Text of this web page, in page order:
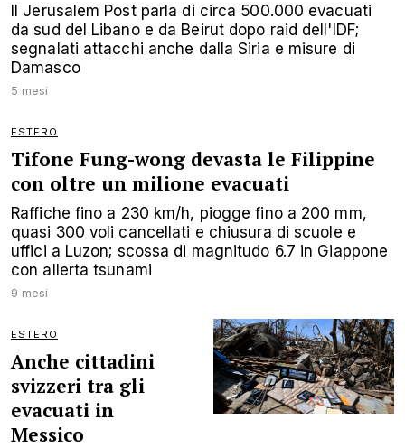
Il Jerusalem Post parla di circa 500.000 evacuati
da sud del Libano e da Beirut dopo raid dell'IDF;
segnalati attacchi anche dalla Siria e misure di
Damasco
5 mesi
ESTERO
Tifone Fung-wong devasta le Filippine
con oltre un milione evacuati
Raffiche fino a 230 km/h, piogge fino a 200 mm,
quasi 300 voli cancellati e chiusura di scuole e
uffici a Luzon; scossa di magnitudo 6.7 in Giappone
con allerta tsunami
9 mesi
ESTERO
Anche cittadini
svizzeri tra gli
evacuati in
Messico